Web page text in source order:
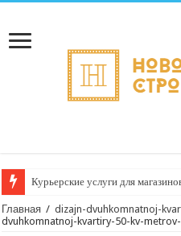
Курьерские услуги для
Главная / dizajn-dvuhkomnatnoj-
dvuhkomnatnoj-kvartiry-50-kv-